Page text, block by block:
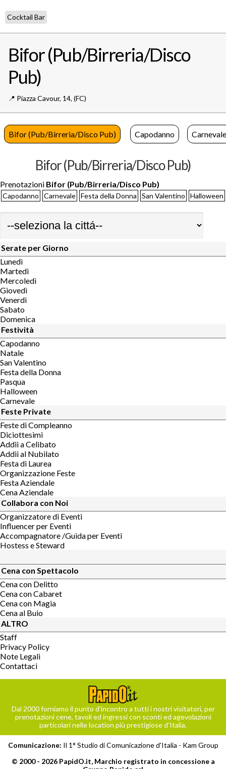
Cocktail Bar
Bifor (Pub/Birreria/Disco
Pub)
📍️ Piazza Cavour, 14, (FC)
Bifor (Pub/Birreria/Disco Pub) Capodanno Carnevale
Bifor (Pub/Birreria/Disco Pub)
Prenotazioni Bifor (Pub/Birreria/Disco Pub)
Capodanno Carnevale Festa della Donna San Valentino Halloween
Serate per Giorno
Lunedì
Martedì
Mercoledì
Giovedì
Venerdì
Sabato
Domenica
Festività
Capodanno
Natale
San Valentino
Festa della Donna
Pasqua
Halloween
Carnevale
Feste Private
Feste di Compleanno
Diciottesimi
Addii a Celibato
Addii al Nubilato
Festa di Laurea
Organizzazione Feste
Festa Aziendale
Cena Aziendale
Collabora con Noi
Organizzatore di Eventi
Influencer per Eventi
Accompagnatore /Guida per Eventi
Hostess e Steward
Cena con Spettacolo
Cena con Delitto
Cena con Cabaret
Cena con Magia
Cena al Buio
ALTRO
Staff
Privacy Policy
Note Legali
Contattaci
Dal 2000 forniamo il punto d’incontro a tutti i nostri visitatori, per
prenotazioni cene, tavoli ed ingressi con sconti ed agevolazioni
particolari nelle location più prestigiose d’Italia.
Comunicazione: Il 1° Studio di Comunicazione d'Italia - Kam Group
© 2000 - 2026 PapidO.it, Marchio registrato in concessione a